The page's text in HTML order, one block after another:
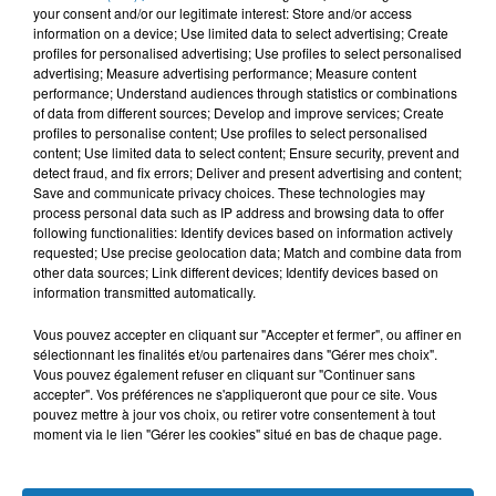
À LA UNE
16 mai 2024
Baya: La Muse Algérienne Qui a Charmé le Monde
31 décembre 2025
Une CAN bien lancée entre cérémonial,
confirmations et démonstrations
your consent and/or our legitimate interest: Store and/or access
information on a device; Use limited data to select advertising; Create
profiles for personalised advertising; Use profiles to select personalised
advertising; Measure advertising performance; Measure content
performance; Understand audiences through statistics or combinations
of data from different sources; Develop and improve services; Create
profiles to personalise content; Use profiles to select personalised
content; Use limited data to select content; Ensure security, prevent and
detect fraud, and fix errors; Deliver and present advertising and content;
Save and communicate privacy choices. These technologies may
process personal data such as IP address and browsing data to offer
following functionalities: Identify devices based on information actively
requested; Use precise geolocation data; Match and combine data from
other data sources; Link different devices; Identify devices based on
information transmitted automatically.
Vous pouvez accepter en cliquant sur "Accepter et fermer", ou affiner en
sélectionnant les finalités et/ou partenaires dans "Gérer mes choix".
Vous pouvez également refuser en cliquant sur "Continuer sans
accepter". Vos préférences ne s'appliqueront que pour ce site. Vous
pouvez mettre à jour vos choix, ou retirer votre consentement à tout
moment via le lien "Gérer les cookies" situé en bas de chaque page.